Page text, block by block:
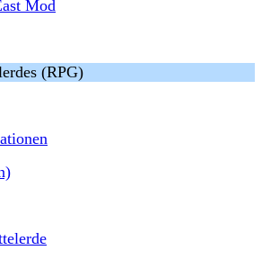
Mod
(RPG)